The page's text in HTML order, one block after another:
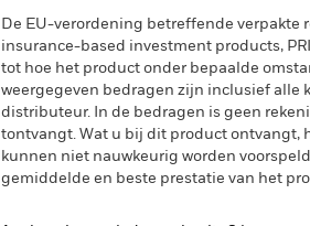
De EU-verordening betreffende
insurance-based investment products,
tot hoe het product onder bepaalde
weergegeven bedragen zijn inclusief alle
distributeur. In de bedragen is geen
tontvangt. Wat u bij dit product ontvangt,
kunnen niet nauwkeurig worden
gemiddelde en beste prestatie van het